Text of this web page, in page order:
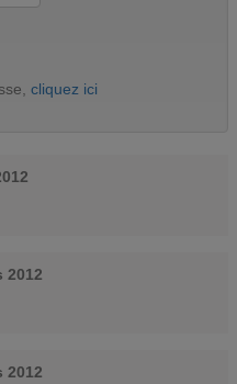
cliquez ici
2012
2012